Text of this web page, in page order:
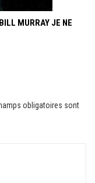
MURRAY JE NE
obligatoires sont